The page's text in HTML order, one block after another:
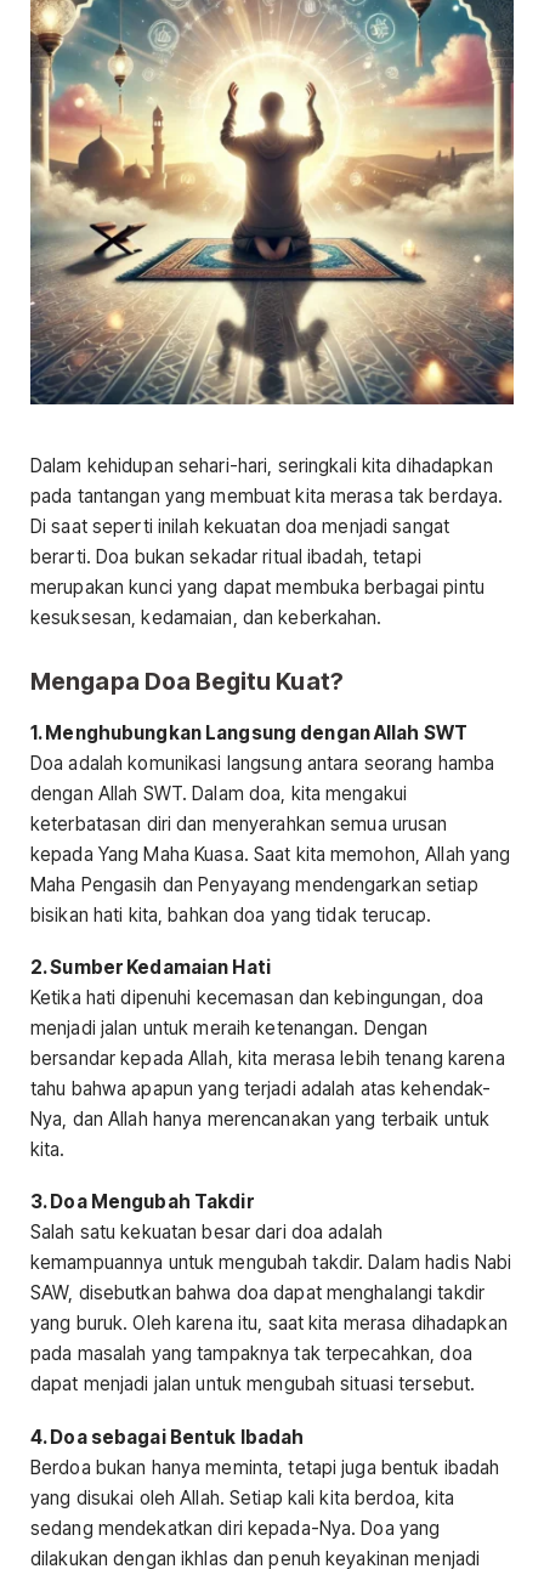
Dalam kehidupan sehari-hari, seringkali kita dihadapkan
pada tantangan yang membuat kita merasa tak berdaya.
Di saat seperti inilah kekuatan doa menjadi sangat
berarti. Doa bukan sekadar ritual ibadah, tetapi
merupakan kunci yang dapat membuka berbagai pintu
kesuksesan, kedamaian, dan keberkahan.
Mengapa Doa Begitu Kuat?
1. Menghubungkan Langsung dengan Allah SWT
Doa adalah komunikasi langsung antara seorang hamba
dengan Allah SWT. Dalam doa, kita mengakui
keterbatasan diri dan menyerahkan semua urusan
kepada Yang Maha Kuasa. Saat kita memohon, Allah yang
Maha Pengasih dan Penyayang mendengarkan setiap
bisikan hati kita, bahkan doa yang tidak terucap.
2. Sumber Kedamaian Hati
Ketika hati dipenuhi kecemasan dan kebingungan, doa
menjadi jalan untuk meraih ketenangan. Dengan
bersandar kepada Allah, kita merasa lebih tenang karena
tahu bahwa apapun yang terjadi adalah atas kehendak-
Nya, dan Allah hanya merencanakan yang terbaik untuk
kita.
3. Doa Mengubah Takdir
Salah satu kekuatan besar dari doa adalah
kemampuannya untuk mengubah takdir. Dalam hadis Nabi
SAW, disebutkan bahwa doa dapat menghalangi takdir
yang buruk. Oleh karena itu, saat kita merasa dihadapkan
pada masalah yang tampaknya tak terpecahkan, doa
dapat menjadi jalan untuk mengubah situasi tersebut.
4. Doa sebagai Bentuk Ibadah
Berdoa bukan hanya meminta, tetapi juga bentuk ibadah
yang disukai oleh Allah. Setiap kali kita berdoa, kita
sedang mendekatkan diri kepada-Nya. Doa yang
dilakukan dengan ikhlas dan penuh keyakinan menjadi